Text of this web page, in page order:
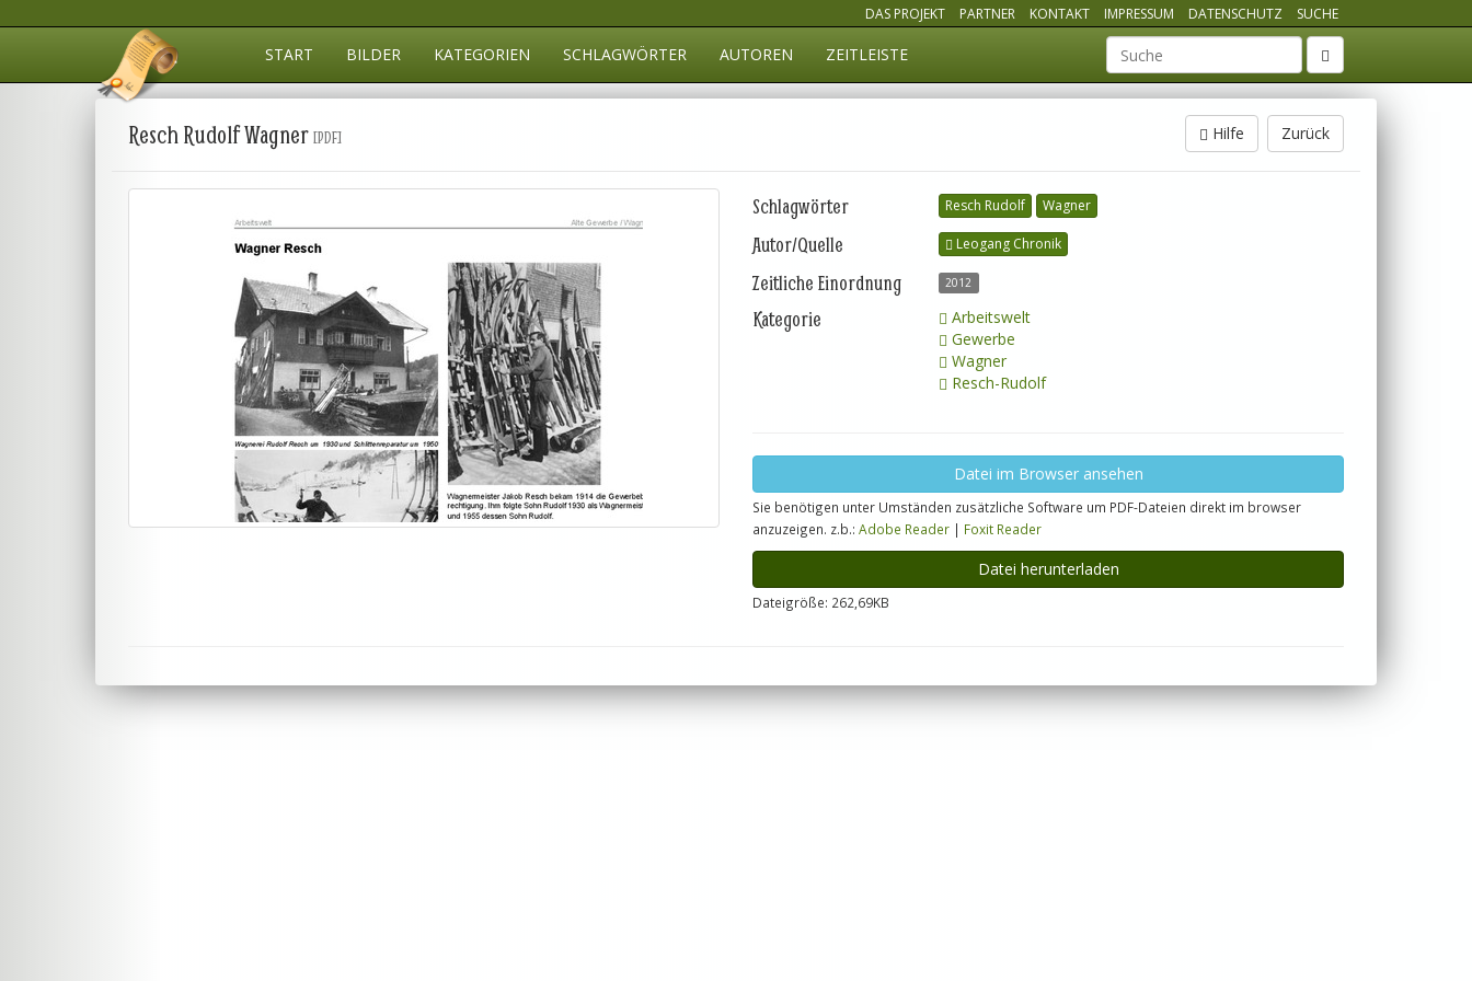
DAS PROJEKT PARTNER KONTAKT IMPRESSUM DATENSCHUTZ SUCHE
START BILDER KATEGORIEN SCHLAGWÖRTER AUTOREN ZEITLEISTE Suchbegriff
Zurück
Hilfe
Resch Rudolf Wagner [PDF]
Schlagwörter Resch Rudolf Wagner
Autor/Quelle Leogang Chronik
Zeitliche Einordnung 2012
Kategorie
Arbeitswelt
Gewerbe
Wagner
Resch-Rudolf
Datei im Browser ansehen
Sie benötigen unter Umständen zusätzliche Software um PDF-Dateien direkt im browser
anzuzeigen. z.b.: Adobe Reader | Foxit Reader
Datei herunterladen
Dateigröße: 262,69KB